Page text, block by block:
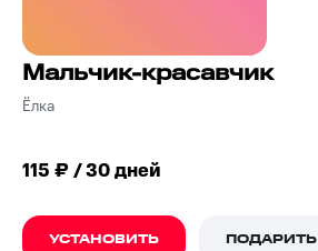
Мальчик-красавчик
Ёлка
115 ₽ / 30 дней
УСТАНОВИТЬ ПОДАРИТЬ